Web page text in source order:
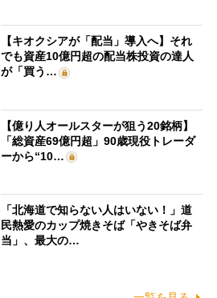
【キオクシアが「配当」導入へ】それ
でも資産10億円超の配当株投資の達人
が「買う…
【億り人オールスターが狙う20銘柄】
「総資産69億円超」90歳現役トレーダ
ーから“10…
「北海道で知らない人はいない！」道
民熱愛のカップ焼きそば「やきそば弁
当」、最大の…